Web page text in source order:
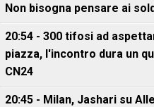
Non bisogna pensare ai
20:54 - 300 tifosi ad
piazza, l'incontro dura un
CN24
20:45 - Milan, Jashari su